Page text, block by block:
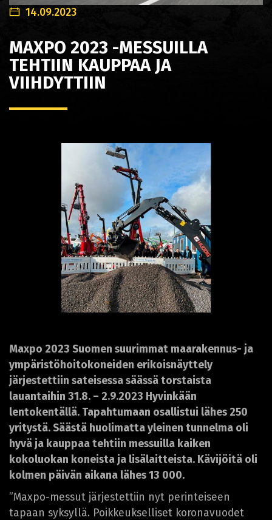
14.09.2023
MAXPO 2023 -MESSUILLA
TEHTIIN KAUPPAA JA
VIIHDYTTIIN
Maxpo 2023 Suomen suurimmat maarakennus- ja
ympäristöhoitokoneiden erikoisnäyttely
järjestettiin sateisessa säässä torstaista
lauantaihin 31.8. – 2.9.2023 Hyvinkään
lentokentällä. Tapahtumaan osallistui lähes 250
yritystä. Säästä huolimatta yleinen tunnelma oli
hyvä ja kauppaa tehtiin messuilla kaiken
kokoluokan koneista ja lisälaitteista. Kävijöitä oli
kolmen päivän aikana lähes 13 000.
”Maxpo-messut järjestettiin nyt perinteiseen
tapaan syksyllä. Poikkeukselliset koronavuodet